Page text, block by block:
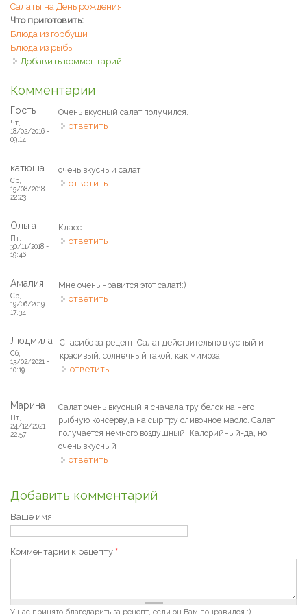
Салаты на День рождения
Что приготовить:
Блюда из горбуши
Блюда из рыбы
Добавить комментарий
Комментарии
Гость
Чт,
18/02/2016 -
09:14
Очень вкусный салат получился.
ответить
катюша
Ср,
15/08/2018 -
22:23
очень вкусный салат
ответить
Ольга
Пт,
30/11/2018 -
19:46
Класс
ответить
Амалия
Ср,
19/06/2019 -
17:34
Мне очень нравится этот салат!:)
ответить
Людмила
Сб,
13/02/2021 -
10:19
Спасибо за рецепт. Салат действительно вкусный и
красивый, солнечный такой, как мимоза.
ответить
Марина
Пт,
24/12/2021 -
22:57
Салат очень вкусный,я сначала тру белок на него
рыбную консерву,а на сыр тру сливочное масло. Салат
получается немного воздушный. Калорийный-да, но
очень вкусный
ответить
Добавить комментарий
Ваше имя
Комментарии к рецепту *
У нас принято благодарить за рецепт, если он Вам понравился :)